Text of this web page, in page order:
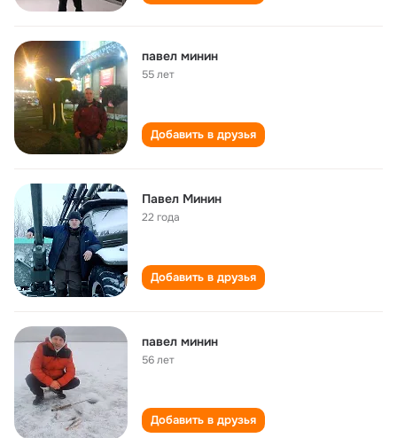
павел минин
55 лет
Добавить в друзья
Павел Минин
22 года
Добавить в друзья
павел минин
56 лет
Добавить в друзья